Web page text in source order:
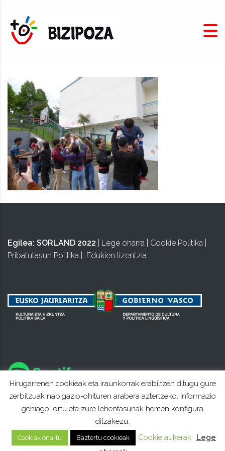
Egilea: SORLAND 2022 Lege oharra Cookie Politika
Pribatutasun Politika
Edukien lizentzia
Hirugarrenen cookieak eta iraunkorrak erabiltzen ditugu gure
zerbitzuak nabigazio-ohituren arabera aztertzeko. Informazio
gehiago lortu eta zure lehentasunak hemen konfigura
ditzakezu.
Cookiak onartu Baztertu cookieak Cookie aukerak
Lege